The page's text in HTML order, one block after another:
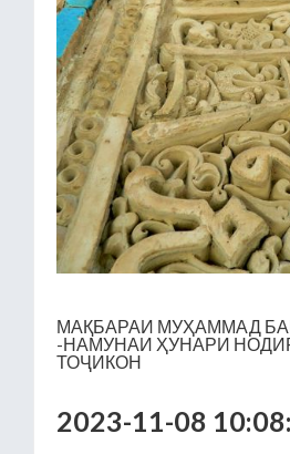
МАҚБАРАИ МУҲАММАД
-НАМУНАИ ҲУНАРИ
ТОҶИКОН
2023-11-08